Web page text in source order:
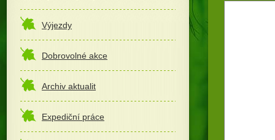
Výjezdy
Dobrovolné akce
Archiv aktualit
Expediční práce